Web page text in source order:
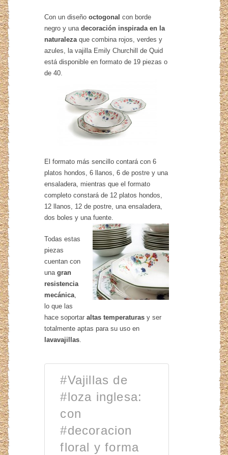
Con un diseñooctogonal con borde
negro y unadecoración inspirada en la
naturaleza que combina rojos, verdes y
azules, la vajilla Emily Churchill de Quid
está disponible en formato de 19 piezas o
de 40.
El formato más sencillo contará con 6
platos hondos, 6 llanos, 6 de postre y una
ensaladera, mientras que el formato
completo constará de 12 platos hondos,
12 llanos, 12 de postre, una ensaladera,
dos boles y una fuente.
Todas estas
piezas
cuentan con
unagran
resistencia
mecánica,
lo que las
hace soportaraltas temperaturas y ser
totalmente aptas para su uso en
lavavajillas.
#Vajillas de
#loza inglesa:
con
#decoracion
floral y forma